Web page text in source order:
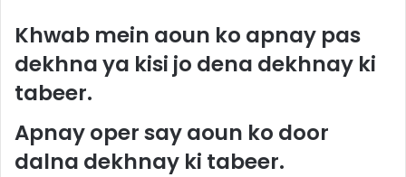
Khwab mein aoun ko apnay pas
dekhna ya kisi jo dena dekhnay ki
tabeer.
Apnay oper say aoun ko door
dalna dekhnay ki tabeer.